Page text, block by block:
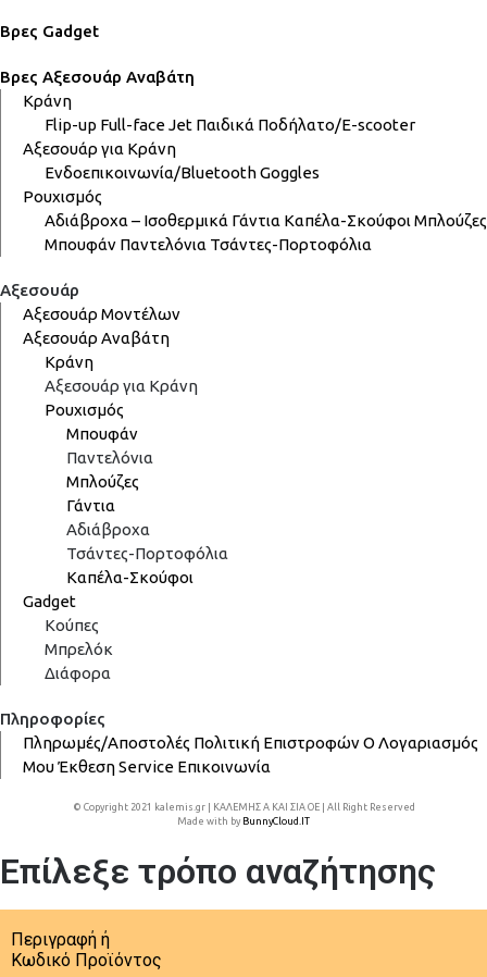
Βρες Gadget
Βρες Αξεσουάρ Αναβάτη
Κράνη
Flip-up Full-faceJet Παιδικά Ποδήλατο/E-scooter
Αξεσουάρ για Κράνη
Ενδοεπικοινωνία/BluetoothGoggles
Ρουχισμός
Αδιάβροχα – Ισοθερμικά Γάντια Καπέλα-Σκούφοι Μπλούζες
Μπουφάν Παντελόνια Τσάντες-Πορτοφόλια
Αξεσουάρ
Αξεσουάρ Μοντέλων
Αξεσουάρ Αναβάτη
Κράνη
Αξεσουάρ για Κράνη
Ρουχισμός
Μπουφάν
Παντελόνια
Μπλούζες
Γάντια
Αδιάβροχα
Τσάντες-Πορτοφόλια
Καπέλα-Σκούφοι
Gadget
Κούπες
Μπρελόκ
Διάφορα
Πληροφορίες
Πληρωμές/Αποστολές Πολιτική ΕπιστροφώνΟ Λογαριασμός
ΜουΈκθεσηService Επικοινωνία
© Copyright 2021 kalemis.gr | ΚΑΛΕΜΗΣ Α ΚΑΙ ΣΙΑ ΟΕ | All Right Reserved
Made with by BunnyCloud.IT
Επίλεξε τρόπο αναζήτησης
Περιγραφή ή
Κωδικό Προϊόντος